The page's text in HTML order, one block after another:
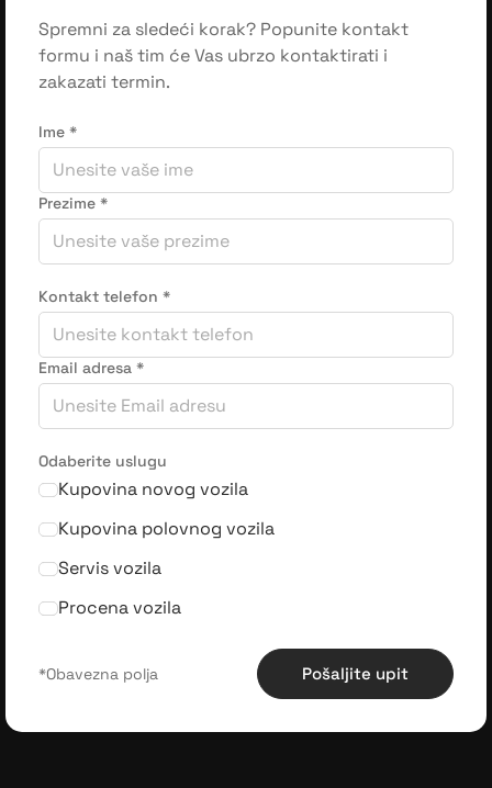
Spremni za sledeći korak? Popunite kontakt
formu i naš tim će Vas ubrzo kontaktirati i
zakazati termin.
Ime *
Prezime *
Kontakt telefon *
Email adresa *
Odaberite uslugu
Kupovina novog vozila
Kupovina polovnog vozila
Servis vozila
Procena vozila
Pošaljite upit